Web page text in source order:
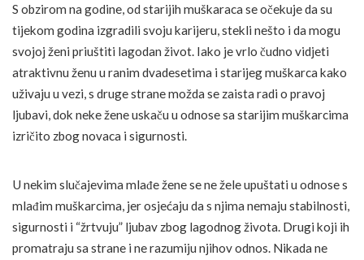
S obzirom na godine, od starijih muškaraca se očekuje da su
tijekom godina izgradili svoju karijeru, stekli nešto i da mogu
svojoj ženi priuštiti lagodan život. Iako je vrlo čudno vidjeti
atraktivnu ženu u ranim dvadesetima i starijeg muškarca kako
uživaju u vezi, s druge strane možda se zaista radi o pravoj
ljubavi, dok neke žene uskaču u odnose sa starijim muškarcima
izričito zbog novaca i sigurnosti.
U nekim slučajevima mlađe žene se ne žele upuštati u odnose s
mlađim muškarcima, jer osjećaju da s njima nemaju stabilnosti,
sigurnosti i “žrtvuju” ljubav zbog lagodnog života. Drugi koji ih
promatraju sa strane i ne razumiju njihov odnos. Nikada ne